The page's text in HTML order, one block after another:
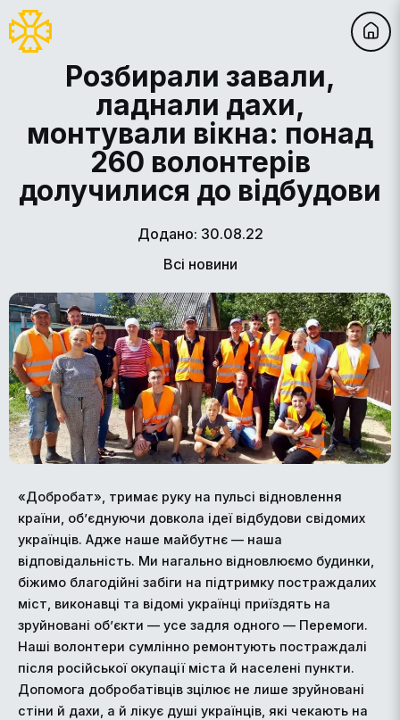
Розбирали завали,
ладнали дахи,
монтували вікна: понад
260 волонтерів
долучилися до відбудови
Додано: 30.08.22
Всі новини
«Добробат», тримає руку на пульсі відновлення
країни, об’єднуючи довкола ідеї відбудови свідомих
українців. Адже наше майбутнє — наша
відповідальність. Ми нагально відновлюємо будинки,
біжимо благодійні забіги на підтримку постраждалих
міст, виконавці та відомі українці приїздять на
зруйновані об’єкти — усе задля одного — Перемоги.
Наші волонтери сумлінно ремонтують постраждалі
після російської окупації міста й населені пункти.
Допомога добробатівців зцілює не лише зруйновані
стіни й дахи, а й лікує душі українців, які чекають на